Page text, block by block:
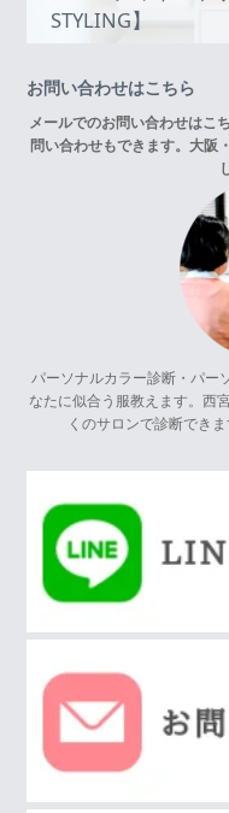
STYLING】
お問い合わせはこちら
メールでのお問い合わせはこ
問い合わせもできます。 大阪
パーソナルカラー診断・パー
なたに似合う服教えます。西
くのサロンで診断でき